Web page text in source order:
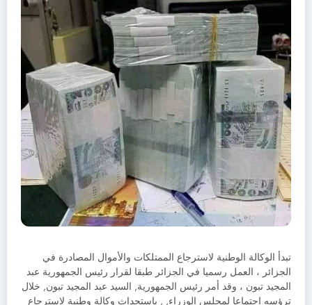
تبدأ الوكالة الوطنية لاسترجاع الممتلكات والأموال المصادرة في
الجزائر ، العمل رسميا في الجزائر طبقا لقرار رئيس الجمهورية عبد
المجيد تبون ، وقد أمر رئيس الجمهورية, السيد عبد المجيد تبون, خلال
ترؤسه اجتماعا لمجلس الوزراء, , باستحداث وكالة وطنية لاسترجاع